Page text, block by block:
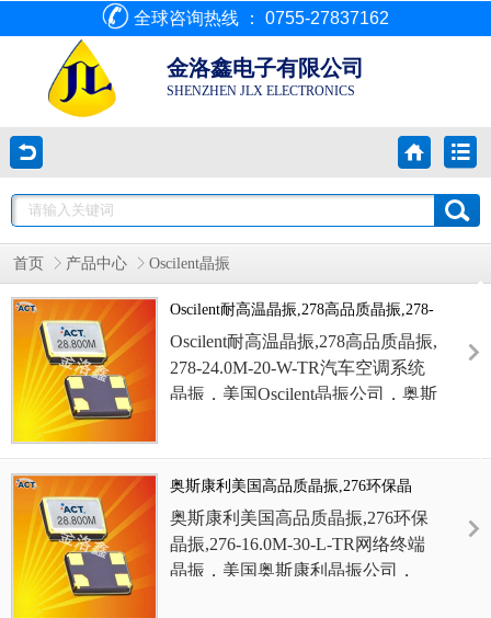
全球咨询热线 ： 0755-27837162
金洛鑫电子有限公司
SHENZHEN JLX ELECTRONICS
首页 产品中心 Oscilent晶振
Oscilent耐高温晶振,278高品质晶振,278-
24.0M-20-W-TR汽车空调系统晶振
Oscilent耐高温晶振,278高品质晶振,
278-24.0M-20-W-TR汽车空调系统
晶振 ， 美国Oscilent晶振公司，奥斯
热和耐冲击，适用于包括电信设
备，短距离无线电链路模块，
DVC, DSC, PDA和PC，符合RoHs/
无铅标准，超薄型晶振，低损耗晶
奥斯康利美国高品质晶振,276环保晶
振,276-16.0M-30-L-TR网络终端晶振
奥斯康利美国高品质晶振,276环保
晶振,276-16.0M-30-L-TR 网络终端
晶振 ， 美国奥斯康利 晶振公司，